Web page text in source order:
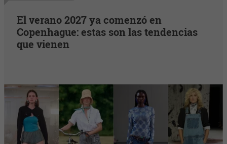
El verano 2027 ya comenzó en
Copenhague: estas son las tendencias
que vienen